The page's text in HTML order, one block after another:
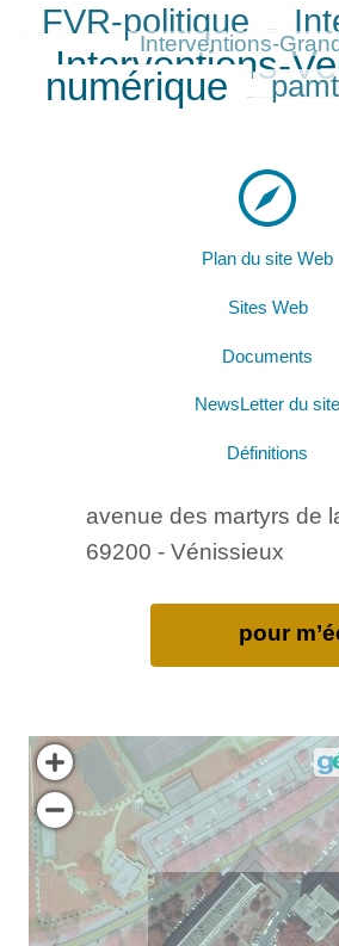
306/363
FVR-politique
304/363
123/363
Interventions-
363/363
Interventions-
357/363
numérique
243/363
54/363
Plan du site Web
Sites Web
Documents
NewsLetter du site
Définitions
avenue des martyrs de
69200 - Vénissieux
pour